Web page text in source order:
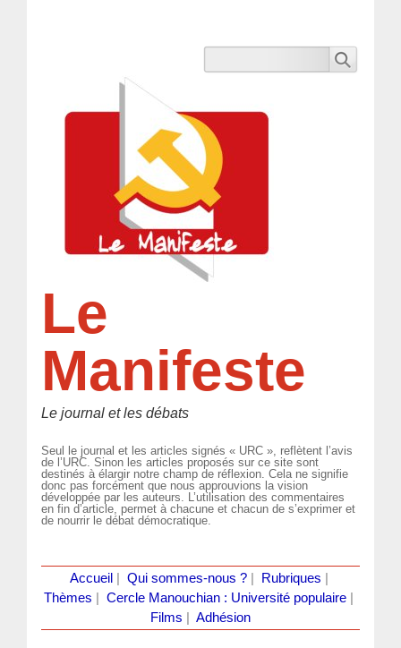
Le
Manifeste
Le journal et les débats
Seul le journal et les articles signés « URC », reflètent l’avis
de l’URC. Sinon les articles proposés sur ce site sont
destinés à élargir notre champ de réflexion. Cela ne signifie
donc pas forcément que nous approuvions la vision
développée par les auteurs. L’utilisation des commentaires
en fin d’article, permet à chacune et chacun de s’exprimer et
de nourrir le débat démocratique.
Accueil Qui sommes-nous ?| Rubriques
Thèmes
Cercle Manouchian : Université populaire
Films
Adhésion